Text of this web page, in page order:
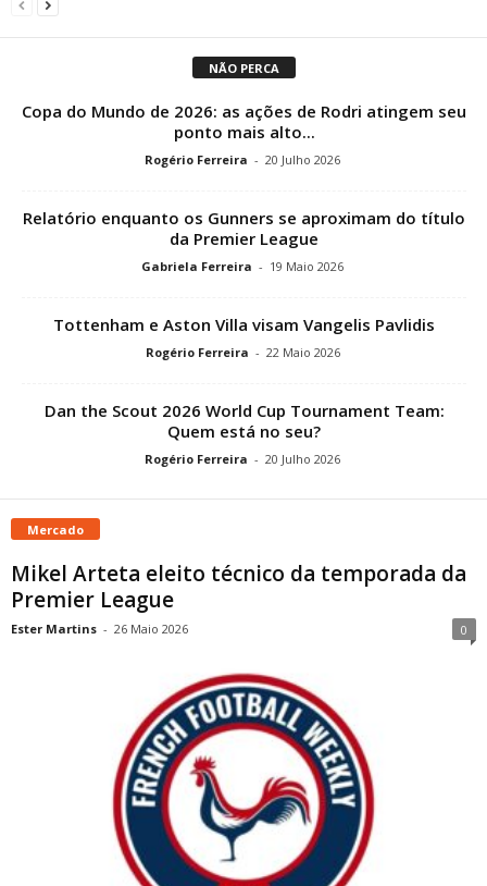
NÃO PERCA
Copa do Mundo de 2026: as ações de Rodri atingem seu
ponto mais alto...
Rogério Ferreira - 20 Julho 2026
Relatório enquanto os Gunners se aproximam do título
da Premier League
Gabriela Ferreira - 19 Maio 2026
Tottenham e Aston Villa visam Vangelis Pavlidis
Rogério Ferreira - 22 Maio 2026
Dan the Scout 2026 World Cup Tournament Team:
Quem está no seu?
Rogério Ferreira - 20 Julho 2026
Mercado
Mikel Arteta eleito técnico da temporada da
Premier League
Ester Martins - 26 Maio 2026 0